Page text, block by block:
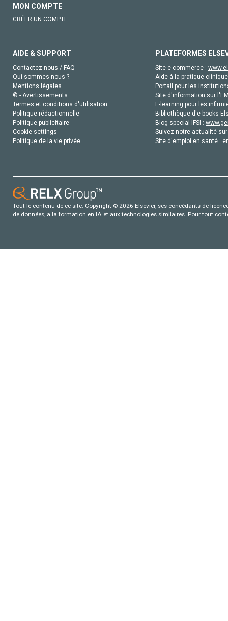
MON COMPTE
CRÉER UN COMPTE
AIDE & SUPPORT
Contactez-nous / FAQ
Qui sommes-nous ?
Mentions légales
© - Avertissements
Termes et conditions d'utilisation
Politique rédactionnelle
Politique publicitaire
Cookie settings
Politique de la vie privée
PLATEFORMES
Site e-commerce :
Aide à la pratique
Portail pour les
Site d'information sur
E-learning pour les
Bibliothèque d'e-books
Blog special IFSI :
Suivez notre actualité
Site d'emploi en santé :
Tout le contenu de ce site: Copyright © 2026 Elsevier, ses concédants de
de données, a la formation en IA et aux technologies similaires. Pour tout